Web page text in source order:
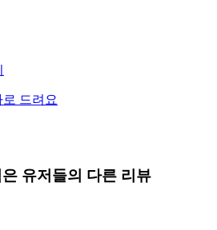
로 드려요
유저들의 다른 리뷰